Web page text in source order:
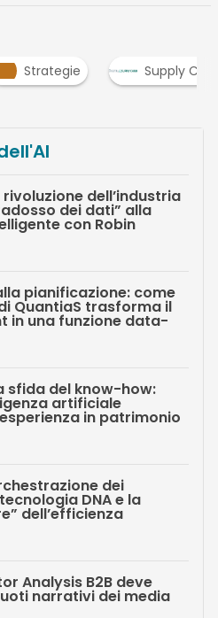
Supply Chain Supply
dell’industria
dei dati” alla
con Robin
pianificazione: come
QuantiaS trasforma il
in una funzione data-
sfida del know-how:
artificiale
in patrimonio
dei
DNA e la
dell’efficienza
Analysis B2B deve
narrativi dei media